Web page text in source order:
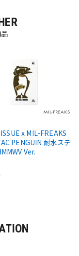
x MIL-FREAKS
PENGUIN 耐水ステ
Ver.